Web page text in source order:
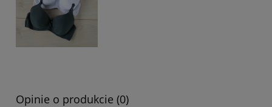
Opinie o produkcie (0)